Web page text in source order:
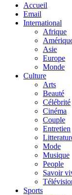
Accueil
Email
International
Afrique
Asie
Europe
Monde
Culture
Arts
Beauté
Célébrité
Cinéma
Couple
Entretien
Mode
Musique
People
Savoir
Sports